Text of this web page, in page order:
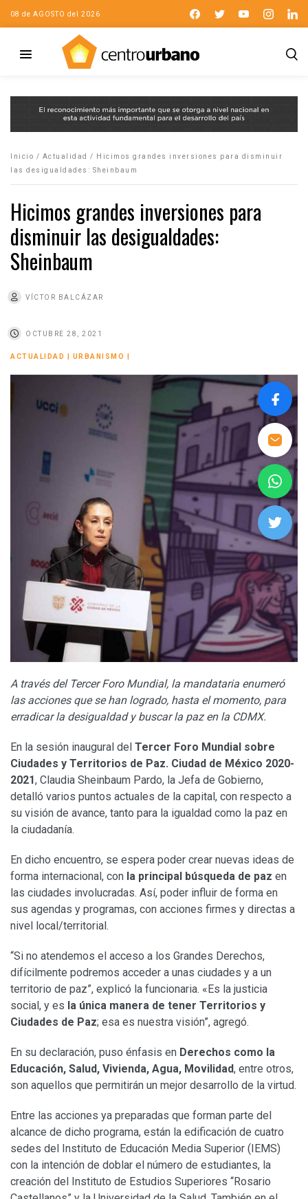
08 de AGOSTO del 2026
Inicio / Actualidad /
Hicimos grandes inversiones para disminuir
las desigualdades: Sheinbaum
Hicimos grandes inversiones para
disminuir las desigualdades:
Sheinbaum
VÍCTOR BALCÁZAR
OCTUBRE 28, 2021
ACTUALIDAD URBANISMO
A través del Tercer Foro Mundial, la mandataria enumeró
las acciones que se han logrado, hasta el momento, para
erradicar la desigualdad y buscar la paz en la CDMX.
En la sesión inaugural del Tercer Foro Mundial sobre
Ciudades y Territorios de Paz. Ciudad de México 2020-
2021, Claudia Sheinbaum Pardo, la Jefa de Gobierno,
detalló varios puntos actuales de la capital, con respecto a
su visión de avance, tanto para la igualdad como la paz en
la ciudadanía.
En dicho encuentro, se espera poder crear nuevas ideas de
forma internacional, con la principal búsqueda de paz en
las ciudades involucradas. Así, poder influir de forma en
sus agendas y programas, con acciones firmes y directas a
nivel local/territorial.
“Si no atendemos el acceso a los Grandes Derechos,
difícilmente podremos acceder a unas ciudades y a un
territorio de paz”, explicó la funcionaria. «Es la justicia
social, y es la única manera de tener Territorios y
Ciudades de Paz; esa es nuestra visión”, agregó.
En su declaración, puso énfasis en Derechos como la
Educación, Salud, Vivienda, Agua, Movilidad, entre otros,
son aquellos que permitirán un mejor desarrollo de la virtud.
Entre las acciones ya preparadas que forman parte del
alcance de dicho programa, están la edificación de cuatro
sedes del Instituto de Educación Media Superior (IEMS)
con la intención de doblar el número de estudiantes, la
creación del Instituto de Estudios Superiores “Rosario